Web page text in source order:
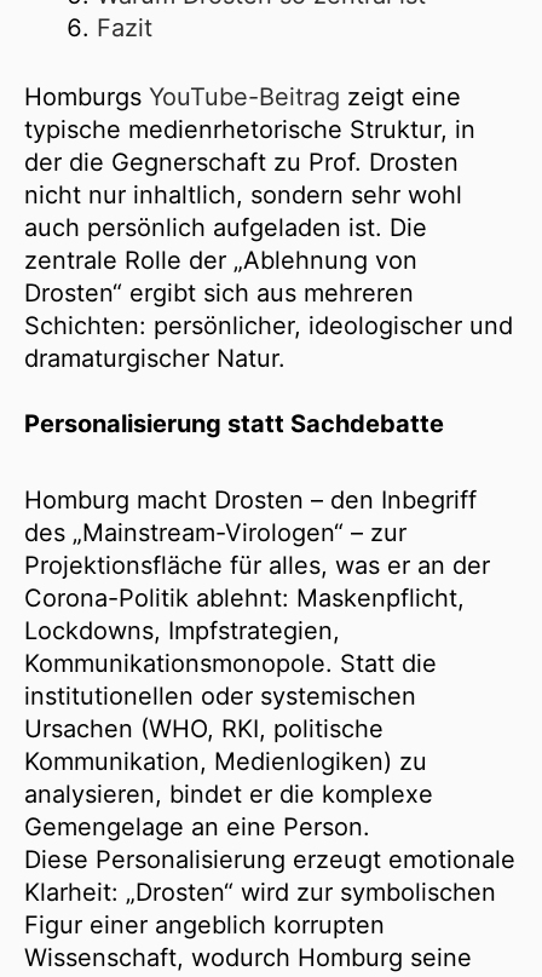
Fazit
Homburgs YouTube-Beitrag zeigt eine
typische medienrhetorische Struktur, in
der die Gegnerschaft zu Prof. Drosten
nicht nur inhaltlich, sondern sehr wohl
auch persönlich aufgeladen ist. Die
zentrale Rolle der „Ablehnung von
Drosten“ ergibt sich aus mehreren
Schichten: persönlicher, ideologischer und
dramaturgischer Natur.
Personalisierung statt Sachdebatte
Homburg macht Drosten – den Inbegriff
des „Mainstream-Virologen“ – zur
Projektionsfläche für alles, was er an der
Corona-Politik ablehnt: Maskenpflicht,
Lockdowns, Impfstrategien,
Kommunikationsmonopole. Statt die
institutionellen oder systemischen
Ursachen (WHO, RKI, politische
Kommunikation, Medienlogiken) zu
analysieren, bindet er die komplexe
Gemengelage an eine Person.
Diese Personalisierung erzeugt emotionale
Klarheit: „Drosten“ wird zur symbolischen
Figur einer angeblich korrupten
Wissenschaft, wodurch Homburg seine